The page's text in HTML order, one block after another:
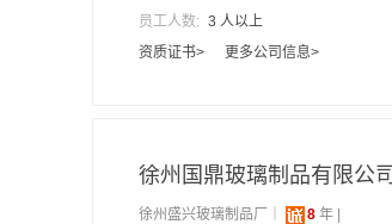
员工人数: 3 人以上
资质证书>
更多公司信息>
徐州国鼎玻璃制品有限公司
徐州盛兴玻璃制品厂｜ 8 年 |